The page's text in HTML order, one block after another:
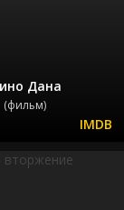
Дана
(фильм)